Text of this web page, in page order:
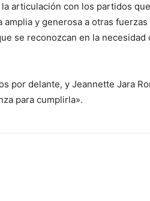
articulación con los partidos que
y generosa a otras fuerzas
se reconozcan en la necesidad
por delante, y Jeannette Jara
para cumplirla».